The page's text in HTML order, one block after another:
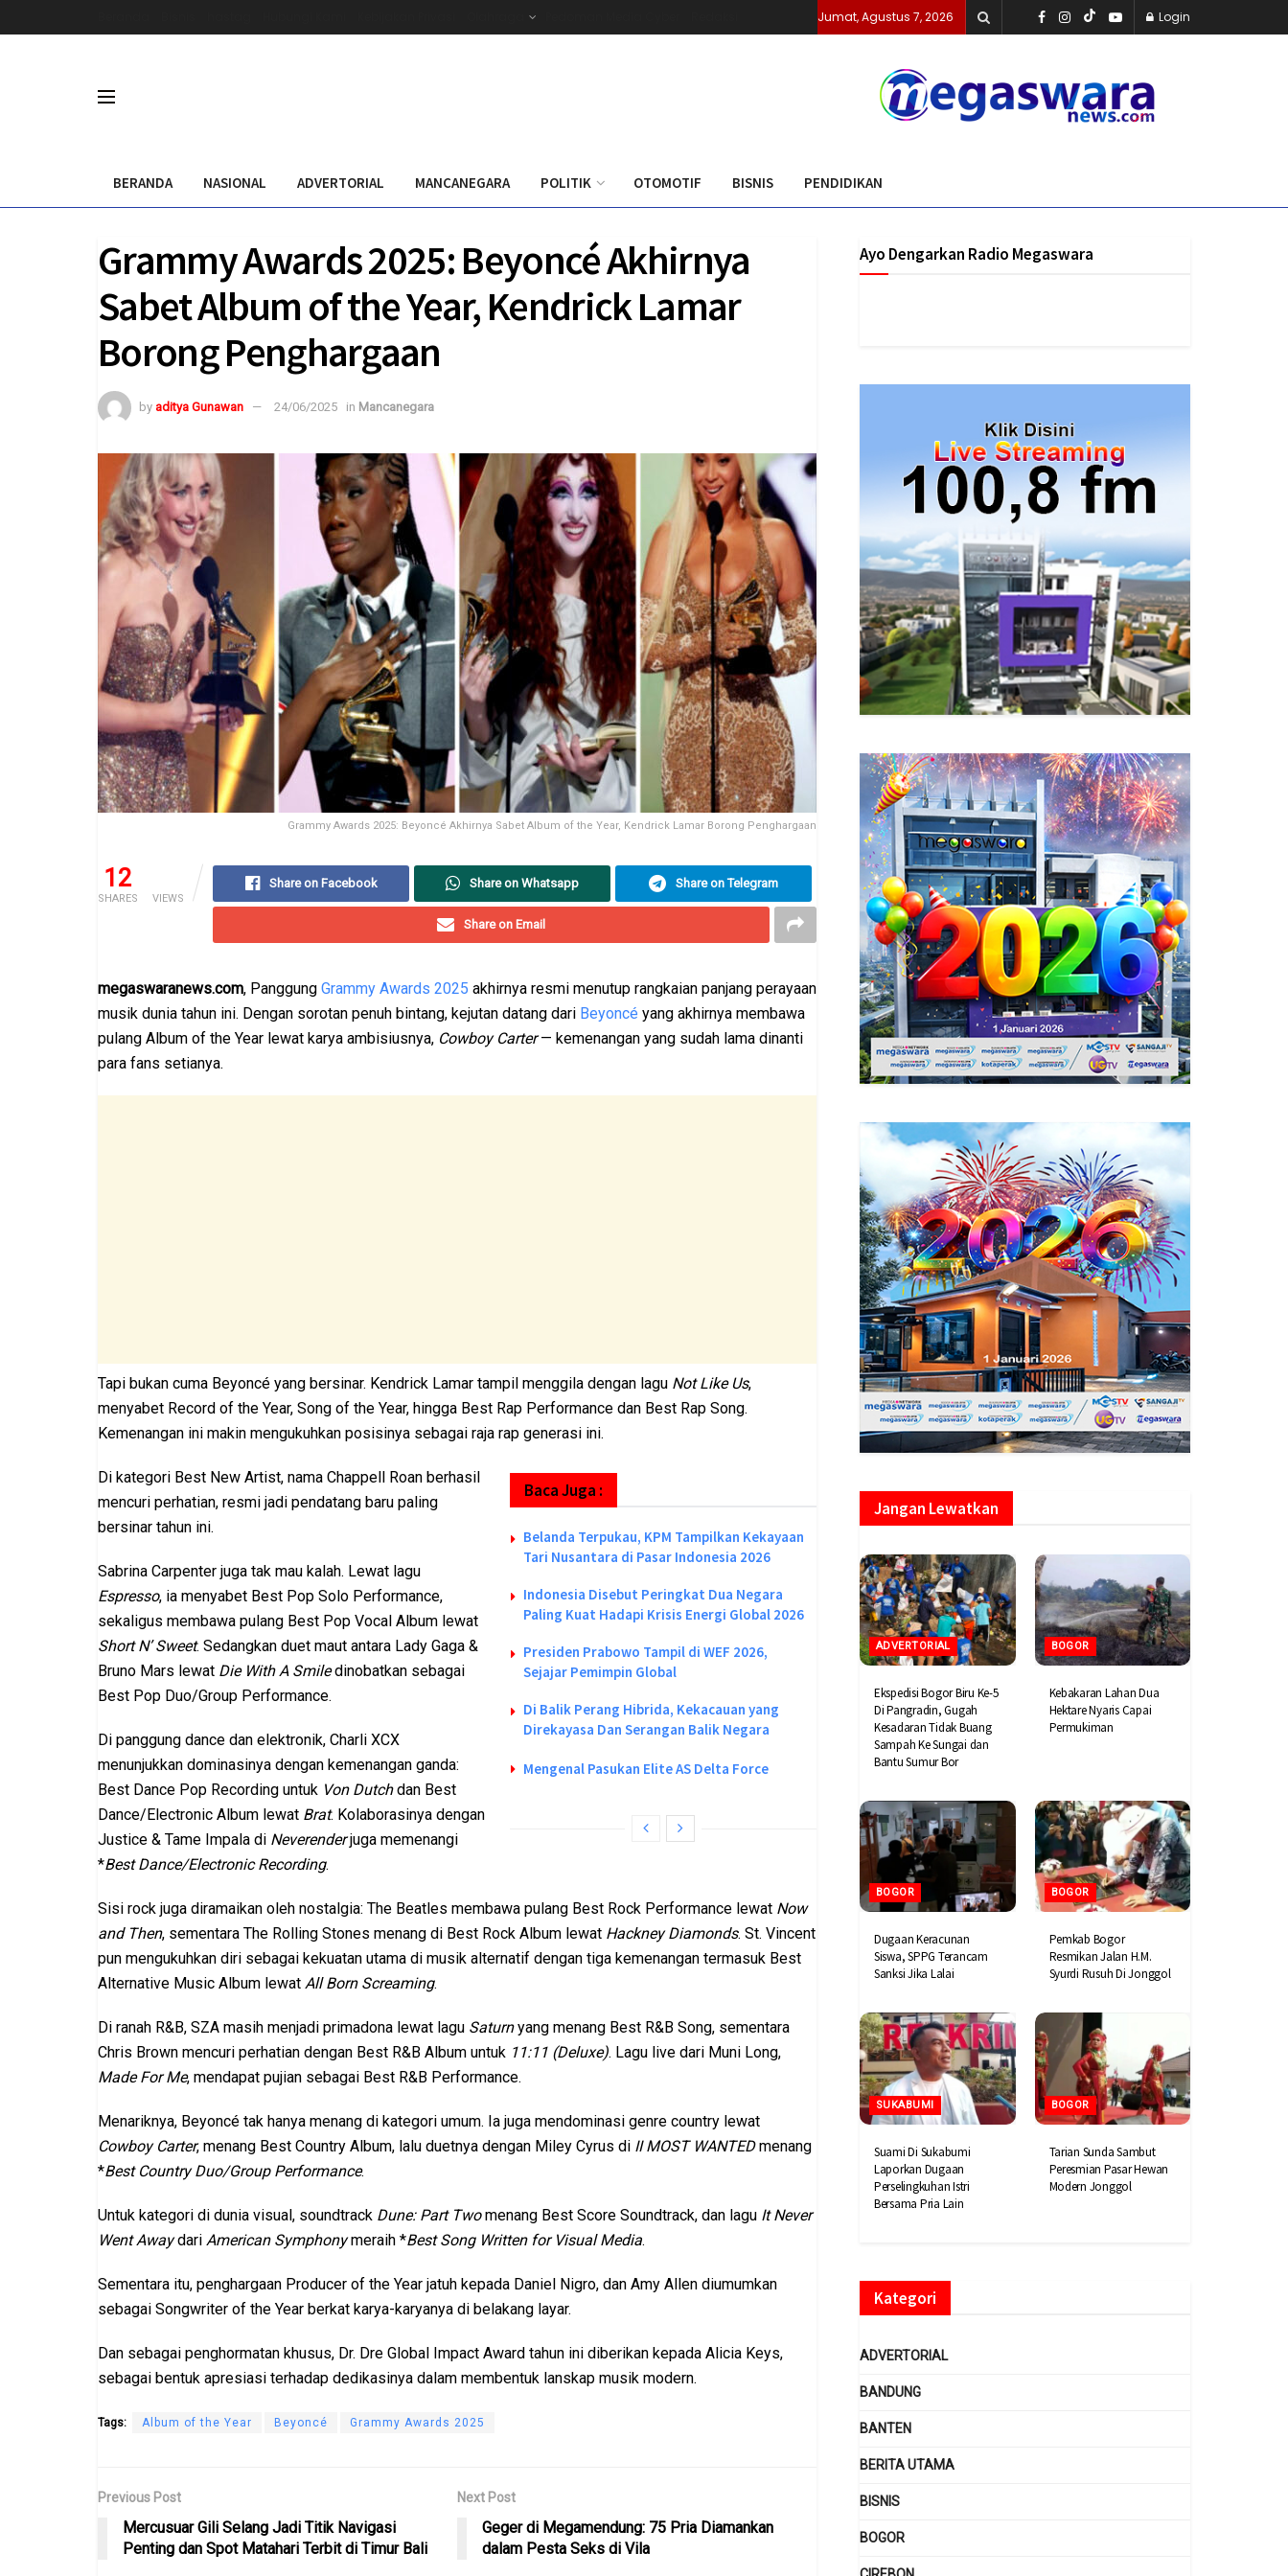
Jumat, Agustus 7, 2026 Login
BERANDA NASIONAL ADVERTORIAL MANCANEGARA POLITIK OTOMOTIF BISNIS PENDIDIKAN
Grammy Awards 2025: Beyoncé Akhirnya
Sabet Album of the Year, Kendrick Lamar
Borong Penghargaan
by aditya Gunawan 24/06/2025 in Mancanegara
Grammy Awards 2025: Beyoncé Akhirnya Sabet Album of the Year, Kendrick Lamar Borong Penghargaan
12
SHARES VIEWS
Share on Facebook Share on Whatsapp Share on Telegram
Share on Email
megaswaranews.com, Panggung Grammy Awards 2025 akhirnya resmi menutup rangkaian panjang perayaan
musik dunia tahun ini. Dengan sorotan penuh bintang, kejutan datang dari Beyoncé yang akhirnya membawa
pulang Album of the Year lewat karya ambisiusnya, Cowboy Carter— kemenangan yang sudah lama dinanti
para fans setianya.
Tapi bukan cuma Beyoncé yang bersinar. Kendrick Lamar tampil menggila dengan lagu Not Like Us,
menyabet Record of the Year, Song of the Year, hingga Best Rap Performance dan Best Rap Song.
Kemenangan ini makin mengukuhkan posisinya sebagai raja rap generasi ini.
Baca Juga :
Belanda Terpukau, KPM Tampilkan Kekayaan
Tari Nusantara di Pasar Indonesia 2026
Indonesia Disebut Peringkat Dua Negara
Paling Kuat Hadapi Krisis Energi Global 2026
Presiden Prabowo Tampil di WEF 2026,
Sejajar Pemimpin Global
Di Balik Perang Hibrida, Kekacauan yang
Direkayasa Dan Serangan Balik Negara
Mengenal Pasukan Elite AS Delta Force
Di kategori Best New Artist, nama Chappell Roan berhasil
mencuri perhatian, resmi jadi pendatang baru paling
bersinar tahun ini.
Sabrina Carpenter juga tak mau kalah. Lewat lagu
Espresso, ia menyabet Best Pop Solo Performance,
sekaligus membawa pulang Best Pop Vocal Album lewat
Short N’ Sweet. Sedangkan duet maut antara Lady Gaga &
Bruno Mars lewat Die With A Smiledinobatkan sebagai
Best Pop Duo/Group Performance.
Di panggung dance dan elektronik, Charli XCX
menunjukkan dominasinya dengan kemenangan ganda:
Best Dance Pop Recording untuk Von Dutchdan Best
Dance/Electronic Album lewat Brat. Kolaborasinya dengan
Justice & Tame Impala di Neverenderjuga memenangi
*Best Dance/Electronic Recording.
Sisi rock juga diramaikan oleh nostalgia: The Beatles membawa pulang Best Rock Performance lewat Now
and Then, sementara The Rolling Stones menang di Best Rock Album lewat Hackney Diamonds. St. Vincent
pun mengukuhkan diri sebagai kekuatan utama di musik alternatif dengan tiga kemenangan termasuk Best
Alternative Music Album lewat All Born Screaming.
Di ranah R&B, SZA masih menjadi primadona lewat lagu Saturnyang menang Best R&B Song, sementara
Chris Brown mencuri perhatian dengan Best R&B Album untuk 11:11 (Deluxe). Lagu live dari Muni Long,
Made For Me, mendapat pujian sebagai Best R&B Performance.
Menariknya, Beyoncé tak hanya menang di kategori umum. Ia juga mendominasi genre country lewat
Cowboy Carter, menang Best Country Album, lalu duetnya dengan Miley Cyrus di II MOST WANTEDmenang
*Best Country Duo/Group Performance.
Untuk kategori di dunia visual, soundtrack Dune: Part Twomenang Best Score Soundtrack, dan lagu It Never
Went Awaydari American Symphonymeraih *Best Song Written for Visual Media.
Sementara itu, penghargaan Producer of the Year jatuh kepada Daniel Nigro, dan Amy Allen diumumkan
sebagai Songwriter of the Year berkat karya-karyanya di belakang layar.
Dan sebagai penghormatan khusus, Dr. Dre Global Impact Award tahun ini diberikan kepada Alicia Keys,
sebagai bentuk apresiasi terhadap dedikasinya dalam membentuk lanskap musik modern.
Tags: Album of the Year Beyoncé Grammy Awards 2025
Previous Post
Mercusuar Gili Selang Jadi Titik Navigasi
Penting dan Spot Matahari Terbit di Timur Bali
Next Post
Geger di Megamendung: 75 Pria Diamankan
dalam Pesta Seks di Vila
Ayo Dengarkan Radio Megaswara
Jangan Lewatkan
ADVERTORIAL
Ekspedisi Bogor Biru Ke-5
Di Pangradin, Gugah
Kesadaran Tidak Buang
Sampah Ke Sungai dan
Bantu Sumur Bor
BOGOR
Kebakaran Lahan Dua
Hektare Nyaris Capai
Permukiman
BOGOR
Dugaan Keracunan
Siswa, SPPG Terancam
Sanksi Jika Lalai
BOGOR
Pemkab Bogor
Resmikan Jalan H.M.
Syurdi Rusuh Di Jonggol
SUKABUMI
Suami Di Sukabumi
Laporkan Dugaan
Perselingkuhan Istri
Bersama Pria Lain
BOGOR
Tarian Sunda Sambut
Peresmian Pasar Hewan
Modern Jonggol
Kategori
ADVERTORIAL
BANDUNG
BANTEN
BERITA UTAMA
BISNIS
BOGOR